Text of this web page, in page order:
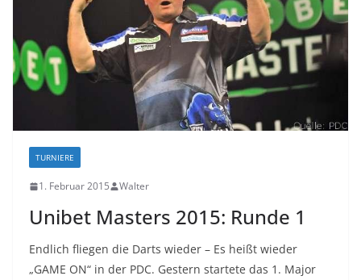
TURNIERE
1. Februar 2015 Walter
Unibet Masters 2015: Runde 1
Endlich fliegen die Darts wieder – Es heißt wieder
„GAME ON“ in der PDC. Gestern startete das 1. Major